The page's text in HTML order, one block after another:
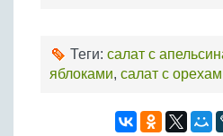
Теги: салат с
яблоками, салат с